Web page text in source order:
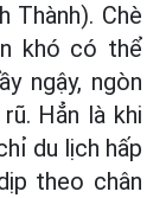
Thành). Chè
khó có thể
ngậy, ngòn
Hẳn là khi
du lịch hấp
theo chân